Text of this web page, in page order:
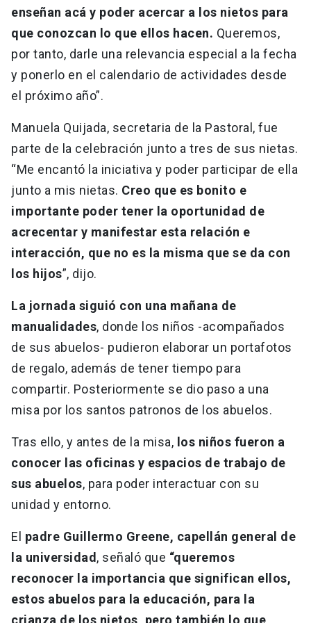
enseñan acá y poder acercar a los nietos para
que conozcan lo que ellos hacen. Queremos,
por tanto, darle una relevancia especial a la fecha
y ponerlo en el calendario de actividades desde
el próximo año”.
Manuela Quijada, secretaria de la Pastoral, fue
parte de la celebración junto a tres de sus nietas.
“Me encantó la iniciativa y poder participar de ella
junto a mis nietas. Creo que es bonito e
importante poder tener la oportunidad de
acrecentar y manifestar esta relación e
interacción, que no es la misma que se da con
los hijos”, dijo.
La jornada siguió con una mañana de
manualidades, donde los niños -acompañados
de sus abuelos- pudieron elaborar un portafotos
de regalo, además de tener tiempo para
compartir. Posteriormente se dio paso a una
misa por los santos patronos de los abuelos.
Tras ello, y antes de la misa, los niños fueron a
conocer las oficinas y espacios de trabajo de
sus abuelos, para poder interactuar con su
unidad y entorno.
El padre Guillermo Greene, capellán general de
la universidad , señaló que “queremos
reconocer la importancia que significan ellos,
estos abuelos para la educación, para la
crianza de los nietos, pero también lo que